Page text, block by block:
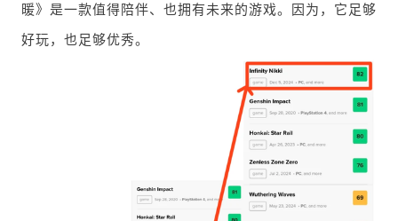
暖》是一款值得陪伴、也拥有未来的游戏。因为，它足够
好玩，也足够优秀。